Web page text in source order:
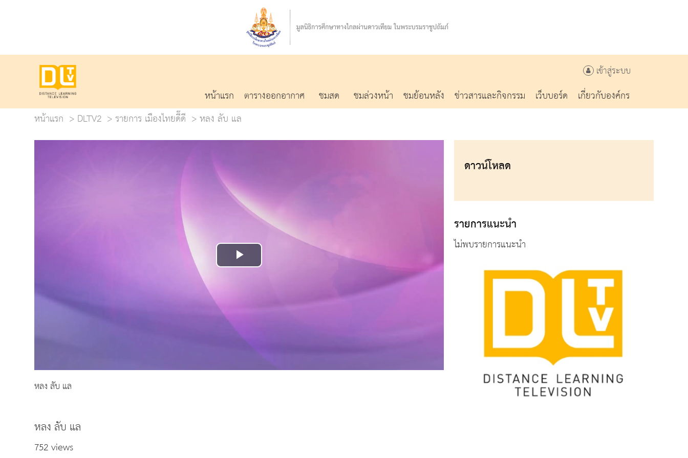
เข้าสู่ระบบ
หน้าแรก ตารางออกอากาศ ชมสด ชมล่วงหน้า ชมย้อนหลัง ข่าวสารและกิจกรรม เว็บบอร์ด
เกี่ยวกับองค์กร
หน้าแรก
DLTV2 รายการ เมืองไทยดี๊ดี หลง ลับ แล
Play
หลง ลับ แล
หลง ลับ แล
752 views
ดาวน์โหลด
รายการแนะนำ
ไม่พบรายการแนะนำ